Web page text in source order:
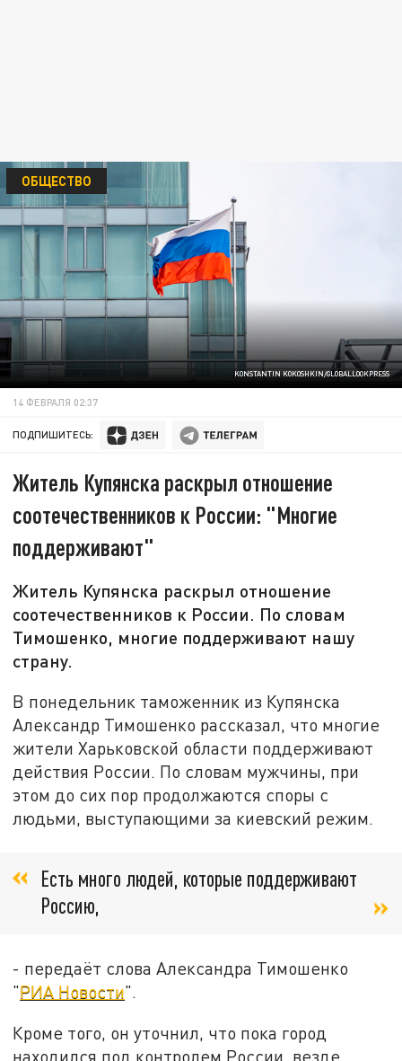
KONSTANTIN KOKOSHKIN/GLOBALLOOKPRESS
ОБЩЕСТВО
14 ФЕВРАЛЯ 02:37
ПОДПИШИТЕСЬ:
Житель Купянска раскрыл отношение
соотечественников к России: "Многие
поддерживают"
Житель Купянска раскрыл отношение
соотечественников к России. По словам
Тимошенко, многие поддерживают нашу
страну.
В понедельник таможенник из Купянска
Александр Тимошенко рассказал, что многие
жители Харьковской области поддерживают
действия России. По словам мужчины, при
этом до сих пор продолжаются споры с
людьми, выступающими за киевский режим.
Есть много людей, которые поддерживают
Россию,
- передаёт слова Александра Тимошенко
"РИА Новости".
Кроме того, он уточнил, что пока город
находился под контролем России, везде